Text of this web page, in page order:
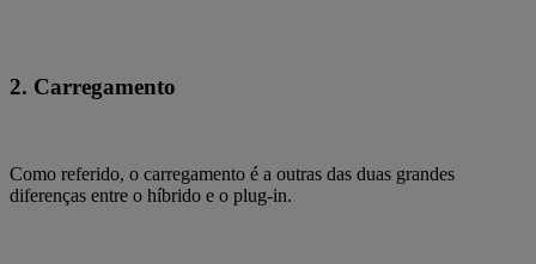
2. Carregamento
Como referido, o carregamento é a outras das duas grandes
diferenças entre o híbrido e o plug-in.